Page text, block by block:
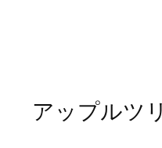
アップルツ